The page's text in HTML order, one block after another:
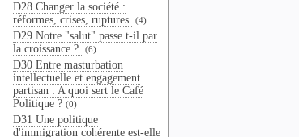
D28 Changer la société :
réformes, crises, ruptures. (4)
D29 Notre "salut" passe t-il par
la croissance ?. (6)
D30 Entre masturbation
intellectuelle et engagement
partisan : A quoi sert le Café
Politique ? (0)
D31 Une politique
d'immigration cohérente est-elle